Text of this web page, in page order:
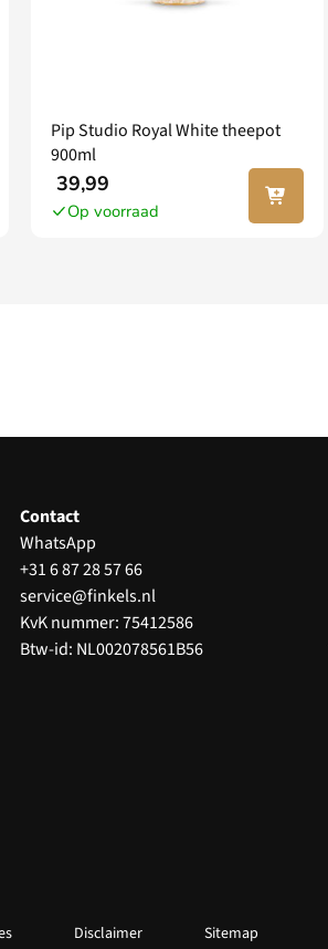
Pip Studio Royal White theepot
900ml
39,99
Op voorraad
In jouw
winkel
Contact
WhatsApp
+31 6 87 28 57 66
service@finkels.nl
KvK nummer: 75412586
Btw-id: NL002078561B56
Disclaimer Sitemap